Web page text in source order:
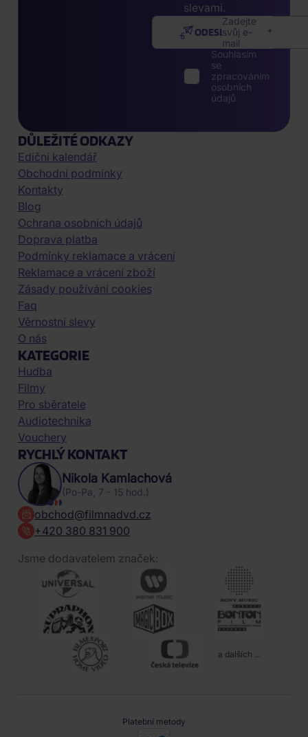
slevami.
Zadejte
svůj e-
mail
ODESLAT
Souhlasím
se
zpracováním
osobních
údajů
DŮLEŽITÉ ODKAZY
Ediční kalendář
Obchodní podmínky
Kontakty
Blog
Ochrana osobních údajů
Doprava platba
Podmínky reklamace a vrácení
Reklamace a vrácení zboží
Zásady používání cookies
Faq
Věrnostní slevy
O nás
KATEGORIE
Hudba
Filmy
Pro sběratele
Audiotechnika
Vouchery
RYCHLÝ KONTAKT
Nikola Kamlachová
(Po-Pa, 7 - 15 hod.)
obchod@filmnadvd.cz
+420 380 831 900
Jsme dodavatelem značek:
a dalších ...
Platební metody